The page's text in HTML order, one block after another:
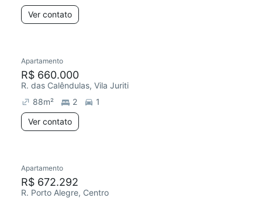
Ver contato
Apartamento
R$ 660.000
R. das Calêndulas, Vila Juriti
88m² 2
1
Ver contato
Apartamento
R$ 672.292
R. Porto Alegre, Centro